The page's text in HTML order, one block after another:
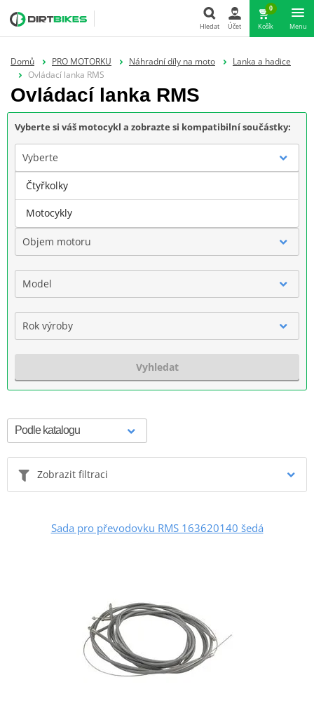
Hledat
Hledat Účet
0
Košík Menu
Domů PRO MOTORKU Náhradní díly na moto
Lanka a hadice
Ovládací lanka RMS
Ovládací lanka RMS
Vyberte si váš motocykl a zobrazte si kompatibilní součástky:
Vyberte
Značka
Objem motoru
Model
Rok výroby
Vyhledat
Zobrazit filtraci
Sada pro převodovku RMS 163620140 šedá
Čtyřkolky
Motocykly